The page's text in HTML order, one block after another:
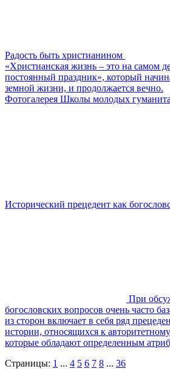
Радость быть христианином
«Христианская жизнь – это на самом
постоянный праздник», который
земной жизни, и продолжается вечно.
Фотогалерея Школы молодых
Исторический прецедент как
При
богословских вопросов очень часто
из сторон включает в себя ряд
истории, относящихся к
которые обладают определенным
Страницы: 1 ... 4 5 6 7 8 ... 36